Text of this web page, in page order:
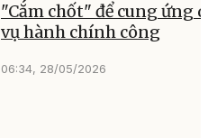
"Cắm chốt" để cung ứng
vụ hành chính công
06:34, 28/05/2026